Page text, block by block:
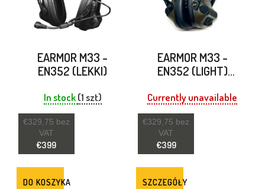
D
K
T
EARMOR M33 -
EN352 (LEKKI)
In stock(1 szt)
€329,75 bez
VAT
€399
DO KOSZYKA
EARMOR M33 -
EN352 (LIGHT)
OLIV
Currently unavailable
€329,75 bez
VAT
€399
SZCZEGÓŁY